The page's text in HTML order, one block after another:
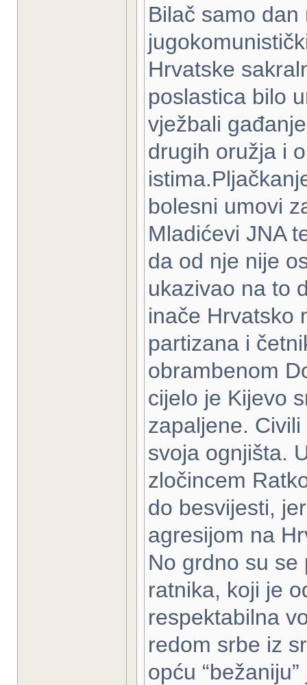
Bilač samo
Hrvatske
poslastica bilo
vježbali
drugih oružja i
bolesni umovi
Mladićevi JNA
da od nje nije
ukazivao na to
inače Hrvatsko
partizana i
obrambenom
cijelo je Kijevo
zapaljene.
svoja ognjišta.
zločincem
do besvijesti,
agresijom na
No grdno su se
ratnika, koji je
respektabilna
redom srbe iz
opću